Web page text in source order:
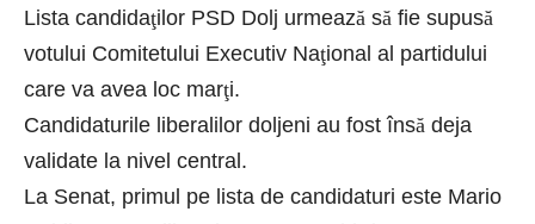
Lista candidaţilor PSD Dolj urmează să fie supusă
votului Comitetului Executiv Naţional al partidului
care va avea loc marţi.
Candidaturile liberalilor doljeni au fost însă deja
validate la nivel central.
La Senat, primul pe lista de candidaturi este Mario